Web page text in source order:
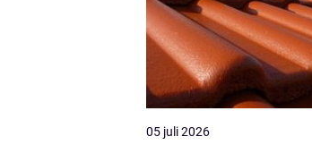
05 juli 2026